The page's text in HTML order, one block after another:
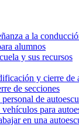
a la
alumnos
y sus recursos
y cierre de
de secciones
de
para
en una